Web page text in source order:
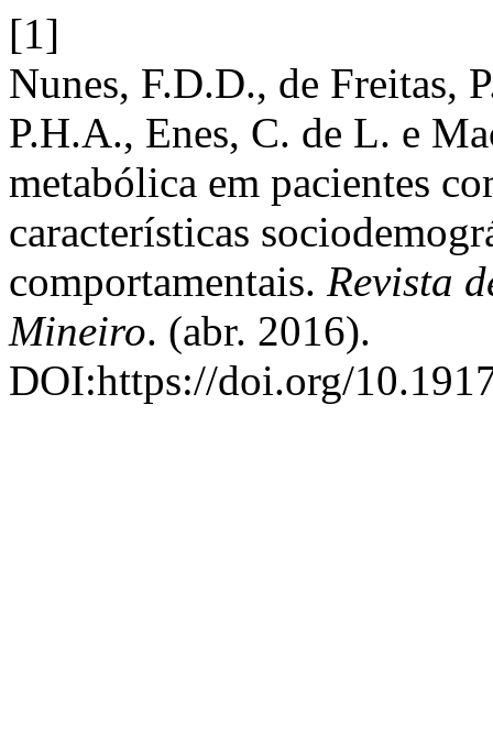
[1]
Nunes, F.D.D., de Freitas,
P.H.A., Enes, C. de L. e
metabólica em pacientes
características
comportamentais. Revista
Mineiro. (abr. 2016).
DOI:https://doi.org/